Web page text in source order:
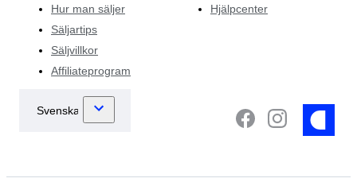
Hur man säljer
Säljartips
Säljvillkor
Affiliateprogram
Hjälpcenter